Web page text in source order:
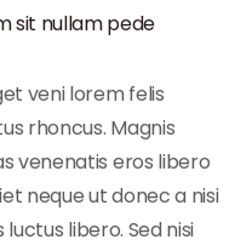
sit nullam pede
veni lorem felis
rhoncus. Magnis
venenatis eros libero
neque ut donec a nisi
libero. Sed nisi